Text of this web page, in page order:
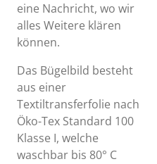
eine Nachricht, wo wir
alles Weitere klären
können.
Das Bügelbild besteht
aus einer
Textiltransferfolie nach
Öko-Tex Standard 100
Klasse I, welche
waschbar bis 80° C